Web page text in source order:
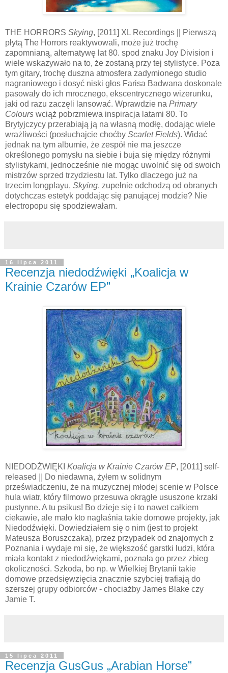
THE HORRORS Skying, [2011] XL Recordings || Pierwszą
płytą The Horrors reaktywowali, może już trochę
zapomnianą, alternatywę lat 80. spod znaku Joy Division i
wiele wskazywało na to, że zostaną przy tej stylistyce. Poza
tym gitary, trochę duszna atmosfera zadymionego studio
nagraniowego i dosyć niski głos Farisa Badwana doskonale
pasowały do ich mrocznego, ekscentrycznego wizerunku,
jaki od razu zaczęli lansować. Wprawdzie na Primary
Colours wciąż pobrzmiewa inspiracja latami 80. To
Brytyjczycy przerabiają ją na własną modłę, dodając wiele
wrażliwości (posłuchajcie choćby Scarlet Fields). Widać
jednak na tym albumie, że zespół nie ma jeszcze
określonego pomysłu na siebie i buja się między różnymi
stylistykami, jednocześnie nie mogąc uwolnić się od swoich
mistrzów sprzed trzydziestu lat. Tylko dlaczego już na
trzecim longplayu, Skying, zupełnie odchodzą od obranych
dotychczas estetyk poddając się panującej modzie? Nie
electropopu się spodziewałam.
16 lipca 2011
Recenzja niedodźwięki „Koalicja w
Krainie Czarów EP”
NIEDODŹWIĘKI Koalicja w Krainie Czarów EP, [2011] self-
released
Do niedawna, żyłem w solidnym
przeświadczeniu, że na muzycznej młodej scenie w Polsce
hula wiatr, który filmowo przesuwa okrągłe ususzone krzaki
pustynne. A tu psikus! Bo dzieje się i to nawet całkiem
ciekawie, ale mało kto nagłaśnia takie domowe projekty, jak
Niedodźwięki. Dowiedziałem się o nim (jest to projekt
Mateusza Boruszczaka), przez przypadek od znajomych z
Poznania i wydaje mi się, że większość garstki ludzi, która
miała kontakt z niedodźwiękami, poznała go przez zbieg
okoliczności. Szkoda, bo np. w Wielkiej Brytanii takie
domowe przedsięwzięcia znacznie szybciej trafiają do
szerszej grupy odbiorców - chociażby James Blake czy
Jamie T.
15 lipca 2011
Recenzja GusGus „Arabian Horse”